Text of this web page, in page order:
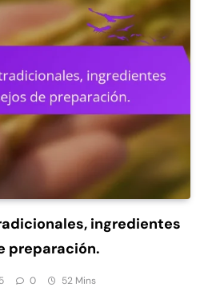
ingredientes
preparación.
0 52 Mins